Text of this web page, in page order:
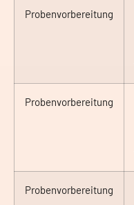
Probenvorbereitung
Probenvorbereitung
Probenvorbereitung